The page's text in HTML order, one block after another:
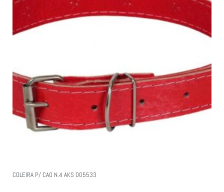
COLEIRA P/ CAO N.4 AKS 005533